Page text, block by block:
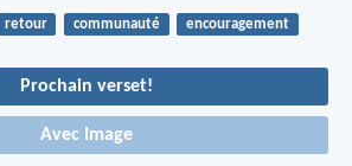
retour communauté encouragement
Prochain verset!
Avec Image